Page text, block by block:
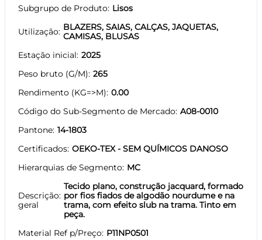
Subgrupo de Produto Lisos
Utilização BLAZERS, SAIAS, CALÇAS, JAQUETAS,
CAMISAS, BLUSAS
Estação inicial 2025
Peso bruto (G/M) 265
Rendimento (KG=>M) 0.00
Código do Sub-Segmento de Mercado A08-0010
Pantone 14-1803
Certificados OEKO-TEX - SEM QUÍMICOS DANOSO
Hierarquias de Segmento MC
Descrição
geral
Tecido plano, construção jacquard, formado
por fios fiados de algodão nourdume e na
trama, com efeito slub na trama. Tinto em
peça.
Material Ref p/Preço P11NP0501